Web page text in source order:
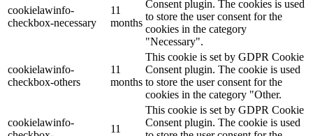
cookielawinfo-
checkbox-necessary
11
months
Consent plugin. The cookies is used
to store the user consent for the
cookies in the category
"Necessary".
cookielawinfo-
checkbox-others
11
months
This cookie is set by GDPR Cookie
Consent plugin. The cookie is used
to store the user consent for the
cookies in the category "Other.
cookielawinfo-
11
This cookie is set by GDPR Cookie
Consent plugin. The cookie is used